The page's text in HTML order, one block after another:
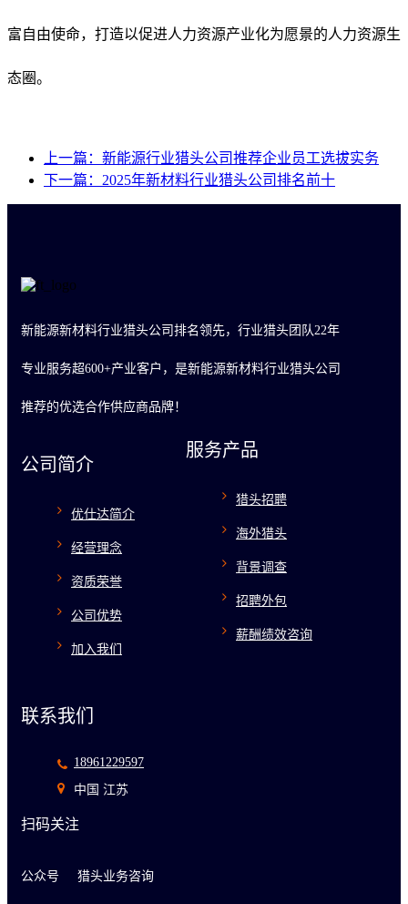
富自由使命，打造以促进人力资源产业化为愿景的人力资源生
态圈。
上一篇：新能源行业猎头公司推荐企业员工选拔实务
下一篇：2025年新材料行业猎头公司排名前十
新能源新材料行业猎头公司排名领先，行业猎头团队22年
专业服务超600+产业客户，是新能源新材料行业猎头公司
推荐的优选合作供应商品牌！
公司简介
优仕达简介
经营理念
资质荣誉
公司优势
加入我们
服务产品
猎头招聘
海外猎头
背景调查
招聘外包
薪酬绩效咨询
联系我们
18961229597
中国 江苏
扫码关注
公众号 猎头业务咨询